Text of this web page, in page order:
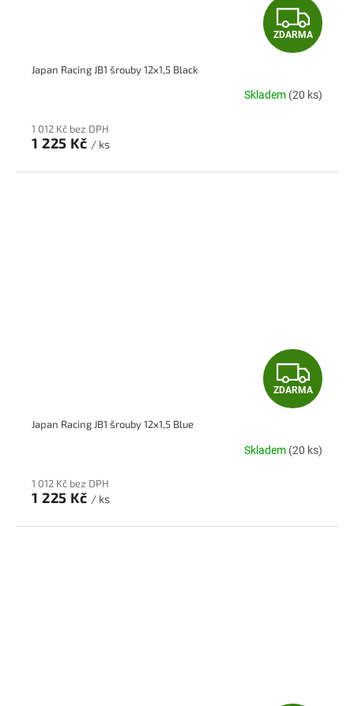
Z
D
A
A
ZDARMA
Japan Racing JB1 šrouby 12x1,5 Black
Skladem (20 ks)
1 012 Kč bez DPH
1 225 Kč / ks
Z
D
A
ZDARMA
Japan Racing JB1 šrouby 12x1,5 Blue
Skladem (20 ks)
1 012 Kč bez DPH
1 225 Kč / ks